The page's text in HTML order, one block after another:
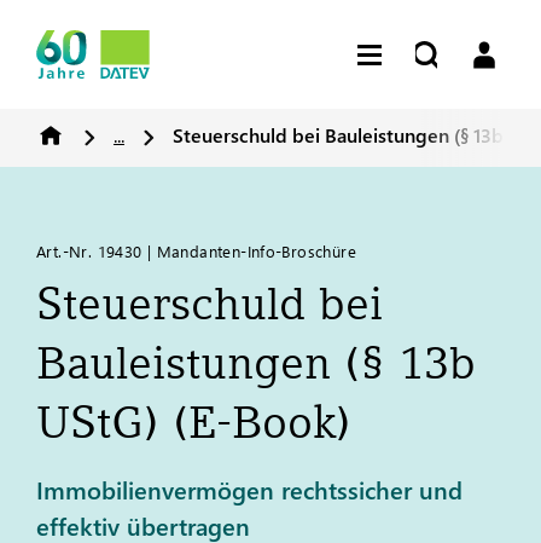
... Steuerschuld bei Bauleistungen (§ 13b
Art.-Nr. 19430 | Mandanten-Info-Broschüre
Steuerschuld bei
Bauleistungen (§ 13b
UStG) (E-Book)
Immobilienvermögen rechtssicher und
effektiv übertragen